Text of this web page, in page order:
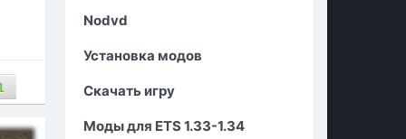
Nodvd
Установка модов
Скачать игру
Моды для ETS 1.33-1.34